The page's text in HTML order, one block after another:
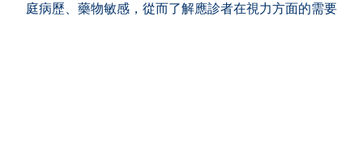
庭病歷、藥物敏感，從而了解應診者在視力方面的需要